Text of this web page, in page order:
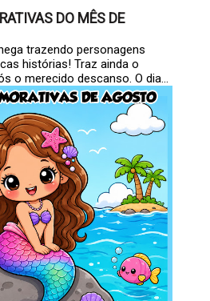
DO MÊS DE
trazendo personagens
histórias! Traz ainda o
o merecido descanso. O dia...